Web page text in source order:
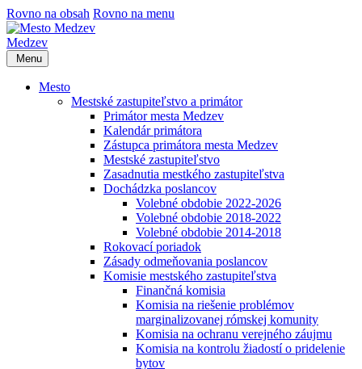
Rovno na obsah Rovno na menu
Medzev
Menu
Mesto
Mestské zastupiteľstvo a primátor
Primátor mesta Medzev
Kalendár primátora
Zástupca primátora mesta Medzev
Mestské zastupiteľstvo
Zasadnutia mestkého zastupiteľstva
Dochádzka poslancov
Volebné obdobie 2022-2026
Volebné obdobie 2018-2022
Volebné obdobie 2014-2018
Rokovací poriadok
Zásady odmeňovania poslancov
Komisie mestského zastupiteľstva
Finančná komisia
Komisia na riešenie problémov
marginalizovanej rómskej komunity
Komisia na ochranu verejného záujmu
Komisia na kontrolu žiadostí o pridelenie
bytov